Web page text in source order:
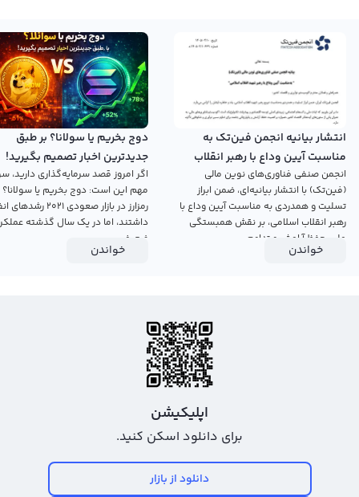
انتشار بیانیه انجمن فین‌تک به
مناسبت آیین وداع با رهبر انقلاب
اسلامی
انجمن صنفی فناوری‌های نوین مالی
(فین‌تک) با انتشار بیانیه‌ای، ضمن ابراز
تسلیت و همدردی به مناسبت آیین وداع با
رهبر انقلاب اسلامی، بر نقش همبستگی
ملی، حفظ آرامش و تداوم...
خواندن
دوج بخریم یا سولانا؟ بر طبق
جدیدترین اخبار تصمیم بگیرید!
اگر امروز قصد سرمایه‌گذاری دارید،
مهم این است: دوج بخریم یا
رمزارز در بازار صعودی ۲۰۲۱
داشتند، اما در یک سال گذشته
ضعیفی...
خواندن
اپلیکیشن
برای دانلود اسکن کنید.
دانلود از بازار